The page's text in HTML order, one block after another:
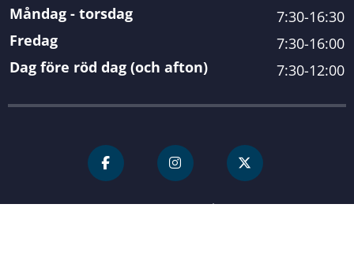
Måndag - torsdag
7:30-16:30
Fredag
7:30-16:00
Dag före röd dag (och afton)
7:30-12:00
För personal